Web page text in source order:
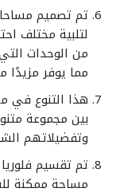
تم تصميم
لتلبية مختلف
مما يوفر مزيدًا
هذا التنوع في
بين مجموعة
وتفضيلاتهم
تم تقسيم
مساحة ممكنة